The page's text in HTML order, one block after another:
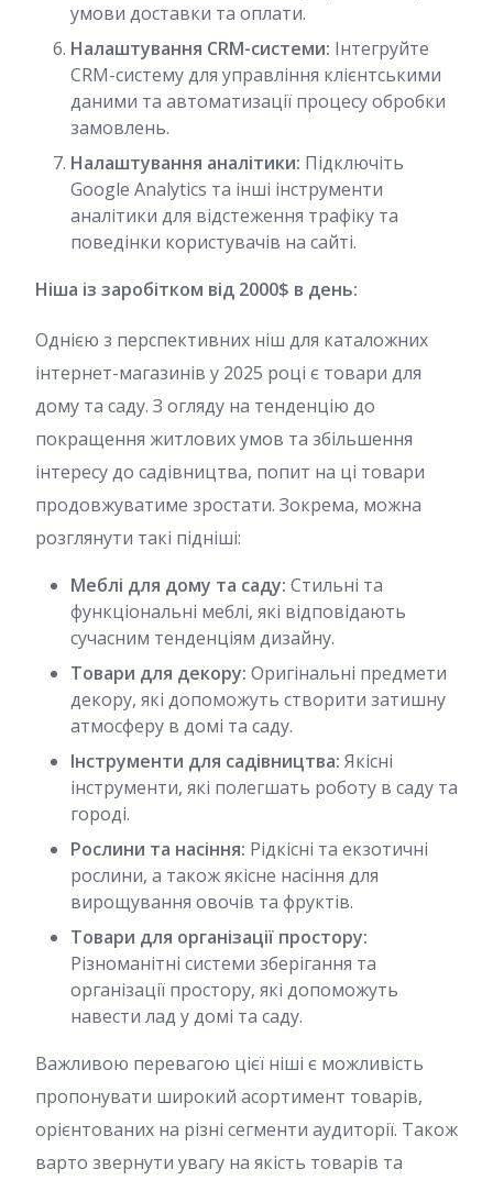
умови доставки та оплати.
Налаштування CRM-системи: Інтегруйте
CRM-систему для управління клієнтськими
даними та автоматизації процесу обробки
замовлень.
Налаштування аналітики: Підключіть
Google Analytics та інші інструменти
аналітики для відстеження трафіку та
поведінки користувачів на сайті.
Ніша із заробітком від 2000$ в день:
Однією з перспективних ніш для каталожних
інтернет-магазинів у 2025 році є товари для
дому та саду. З огляду на тенденцію до
покращення житлових умов та збільшення
інтересу до садівництва, попит на ці товари
продовжуватиме зростати. Зокрема, можна
розглянути такі підніші:
Меблі для дому та саду: Стильні та
функціональні меблі, які відповідають
сучасним тенденціям дизайну.
Товари для декору: Оригінальні предмети
декору, які допоможуть створити затишну
атмосферу в домі та саду.
Інструменти для садівництва: Якісні
інструменти, які полегшать роботу в саду та
городі.
Рослини та насіння: Рідкісні та екзотичні
рослини, а також якісне насіння для
вирощування овочів та фруктів.
Товари для організації простору:
Різноманітні системи зберігання та
організації простору, які допоможуть
навести лад у домі та саду.
Важливою перевагою цієї ніші є можливість
пропонувати широкий асортимент товарів,
орієнтованих на різні сегменти аудиторії. Також
варто звернути увагу на якість товарів та